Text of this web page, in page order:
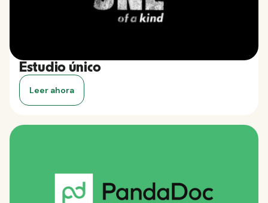
Estudio único
Leer ahora